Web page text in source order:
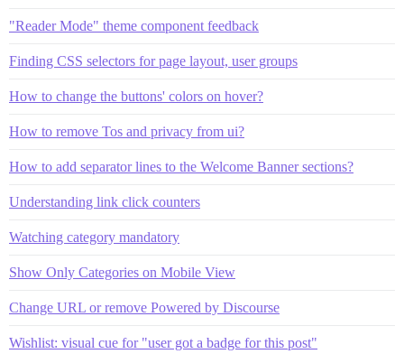
"Reader Mode" theme component feedback
Finding CSS selectors for page layout, user groups
How to change the buttons' colors on hover?
How to remove Tos and privacy from ui?
How to add separator lines to the Welcome Banner sections?
Understanding link click counters
Watching category mandatory
Show Only Categories on Mobile View
Change URL or remove Powered by Discourse
Wishlist: visual cue for "user got a badge for this post"